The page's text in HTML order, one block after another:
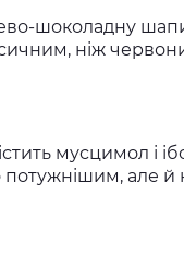
шоколадну
ніж
мусцимол і
потужнішим, але